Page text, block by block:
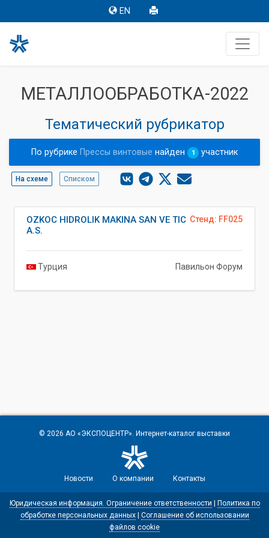
EN
МЕТАЛЛООБРАБОТКА-2022
Тематический рубрикатор
По рубрике Прессы винтовыенайден 1 участник
На схеме Списком
Стенд: FF025
OZKOC HIDROLIK MAKINA SAN VE TIC
A.S.
Турция Павильон Форум
© 2026 АО «ЭКСПОЦЕНТР». Интернет-каталог выставки
Новости О компании Контакты
Юридическая информация. Ограничение ответственности
Политика по
обработке персональных данных| Соглашение об использовании
файлов cookie